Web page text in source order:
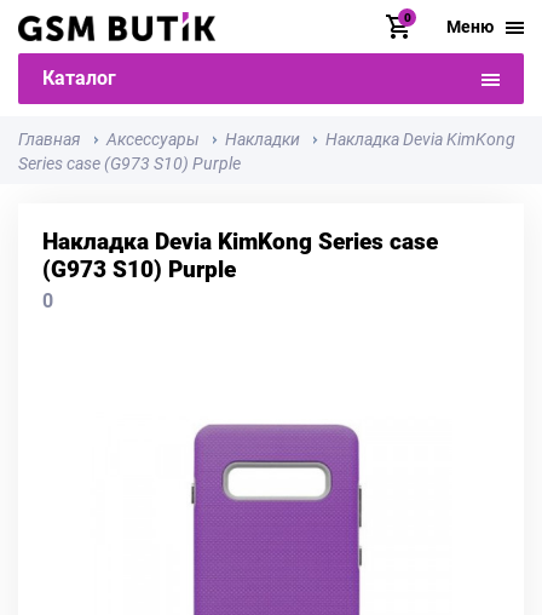
0 Меню
Каталог
Главная Аксессуары Накладки
Накладка Devia KimKong
Series case (G973 S10) Purple
Накладка Devia KimKong Series case
(G973 S10) Purple
0